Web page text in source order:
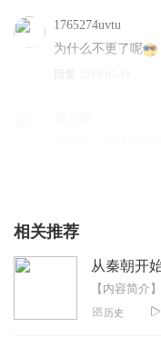
1765274uvtu
为什么不更了呢
回复
冬天。 玉帝说：
主播以后会永远红
更新中。我待主
月，奈何明月照
是吾提不动刀了
相关推荐
历史